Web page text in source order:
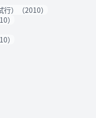
）（2010）
）
）